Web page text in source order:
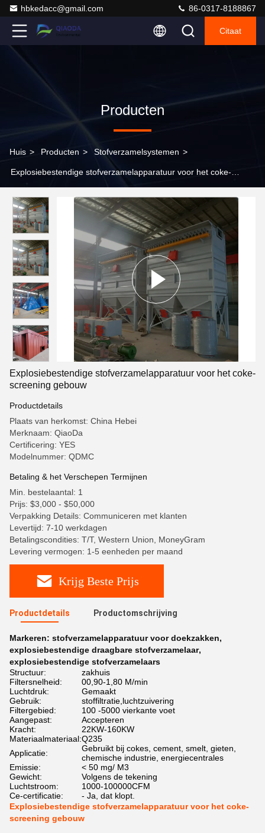
hbkedacc@gmail.com 86-0317-8188867
Citaat
Producten
Huis > Producten > Stofverzamelsystemen >
Explosiebestendige stofverzamelapparatuur voor het coke-
Explosiebestendige stofverzamelapparatuur voor het coke-
screening gebouw
Productdetails
Plaats van herkomst: China Hebei
Merknaam: QiaoDa
Certificering: YES
Modelnummer: QDMC
Betaling & het Verschepen Termijnen
Min. bestelaantal: 1
Prijs: $3,000 - $50,000
Verpakking Details: Communiceren met klanten
Levertijd: 7-10 werkdagen
Betalingscondities: T/T, Western Union, MoneyGram
Levering vermogen: 1-5 eenheden per maand
Krijg Beste Prijs
Productdetails Productomschrijving
Markeren: stofverzamelapparatuur voor doekzakken,
explosiebestendige draagbare stofverzamelaar,
explosiebestendige stofverzamelaars
Structuur:
zakhuis
Filtersnelheid:
00,90-1,80 M/min
Luchtdruk:
Gemaakt
Gebruik:
stoffiltratie,luchtzuivering
Filtergebied:
100 -5000 vierkante voet
Aangepast:
Accepteren
Kracht:
22KW-160KW
Materiaalmateriaal:Q235
Applicatie:
Gebruikt bij cokes, cement, smelt, gieten,
chemische industrie, energiecentrales
Emissie:
< 50 mg/ M3
Gewicht:
Volgens de tekening
Luchtstroom:
1000-100000CFM
Ce-certificatie:
- Ja, dat klopt.
Explosiebestendige stofverzamelapparatuur voor het coke-
screening gebouw